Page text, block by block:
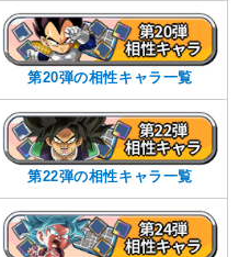
第20弾の相性キャラ一覧
第22弾の相性キャラ一覧